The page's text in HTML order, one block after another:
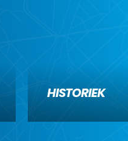
HISTORIEK